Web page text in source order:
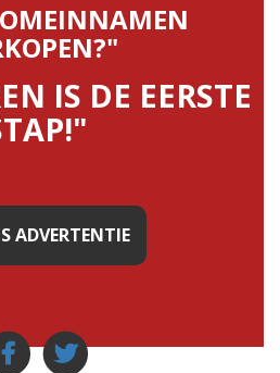
IS DE EERSTE
ADVERTENTIE